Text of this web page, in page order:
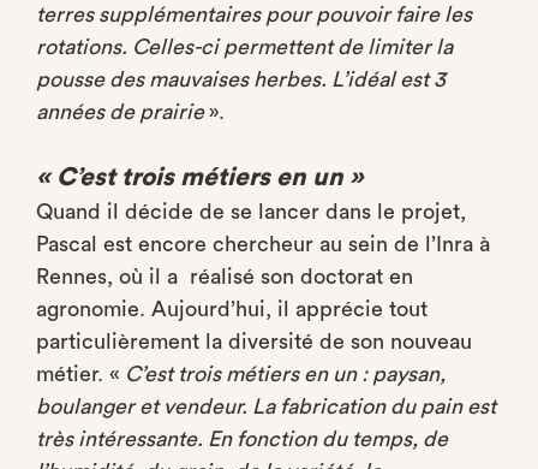
terres supplémentaires pour pouvoir faire les
rotations. Celles-ci permettent de limiter la
pousse des mauvaises herbes. L’idéal est 3
années de prairie».
« C’est trois métiers en un »
Quand il décide de se lancer dans le projet,
Pascal est encore chercheur au sein de l’Inra à
Rennes, où il a réalisé son doctorat en
agronomie. Aujourd’hui, il apprécie tout
particulièrement la diversité de son nouveau
métier. « C’est trois métiers en un : paysan,
boulanger et vendeur. La fabrication du pain est
très intéressante. En fonction du temps, de